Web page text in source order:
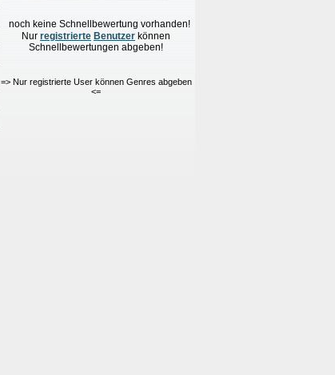
noch keine Schnellbewertung vorhanden!
Nur registrierte Benutzer können
Schnellbewertungen abgeben!
=> Nur registrierte User können Genres abgeben
<=